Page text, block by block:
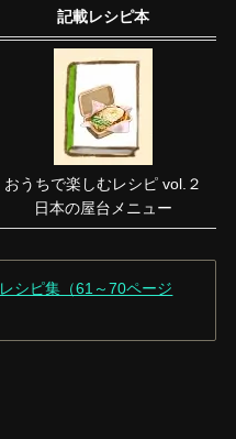
記載レシピ本
おうちで楽しむレシピ vol.２
日本の屋台メニュー
シピ集（61～70ページ